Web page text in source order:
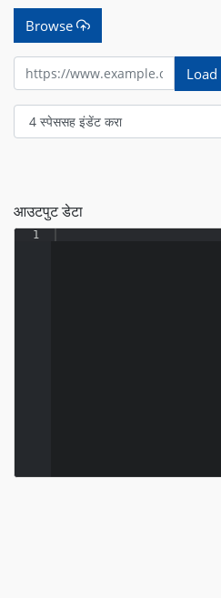
Browse
Load
आउटपुट डेटा
1